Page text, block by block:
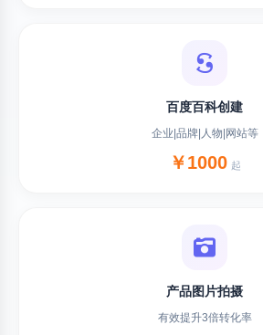
百度百科创建
企业|品牌|人物|网站等
￥1000 起
产品图片拍摄
有效提升3倍转化率